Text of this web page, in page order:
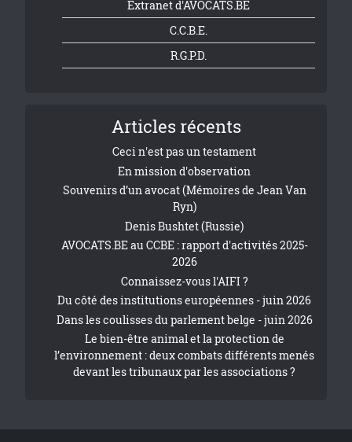
Extranet d'AVOCATS.BE
C.C.B.E.
R.G.P.D.
Articles récents
Ceci n'est pas un testament
En mission d'observation
Souvenirs d’un avocat (Mémoires de Jean Van
Ryn)
Denis Bushtet (Russie)
AVOCATS.BE au CCBE : rapport d'activités 2025-
2026
Connaissez-vous l'AIFI ?
Du côté des institutions européennes - juin 2026
Dans les coulisses du parlement belge - juin 2026
Le bien-être animal et la protection de
l’environnement : deux combats différents menés
devant les tribunaux par les associations ?